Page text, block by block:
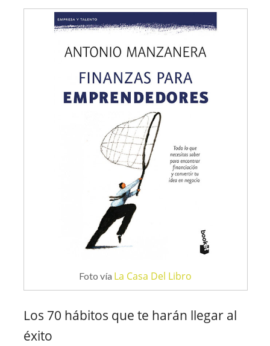
Foto vía La Casa Del Libro
Los 70 hábitos que te harán llegar al
éxito